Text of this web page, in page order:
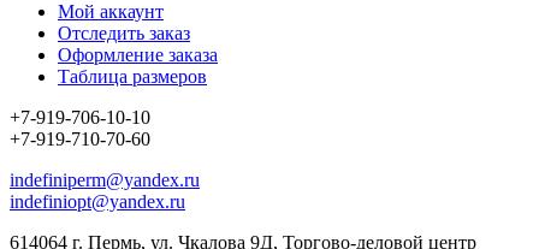
Мой аккаунт
Отследить заказ
Оформление заказа
Таблица размеров
+7-919-706-10-10
+7-919-710-70-60
indefiniperm@yandex.ru
indefiniopt@yandex.ru
614064 г. Пермь, ул. Чкалова 9Д, Торгово-деловой центр